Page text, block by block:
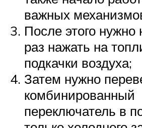
важных
После этого нужно
раз нажать на
подкачки воздуха;
Затем нужно
комбинированный
переключатель в